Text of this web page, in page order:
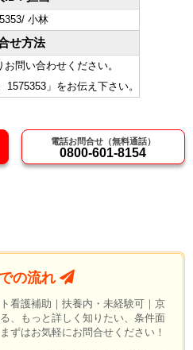
小林
せ方法
問い合わせください。
」をお伝え下さい。
電話お問合せ（無料通話）
0800-601-8154
の流れ
看護補助｜扶養内・未経験可｜京
、もっと詳しく知りたい、条件面
ずはお気軽にお問合せください！